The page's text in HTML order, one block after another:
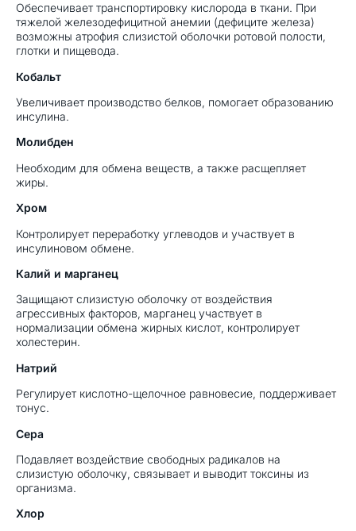
Обеспечивает транспортировку кислорода в ткани. При
тяжелой железодефицитной анемии (дефиците железа)
возможны атрофия слизистой оболочки ротовой полости,
глотки и пищевода.
Кобальт
Увеличивает производство белков, помогает образованию
инсулина.
Молибден
Необходим для обмена веществ, а также расщепляет
жиры.
Хром
Контролирует переработку углеводов и участвует в
инсулиновом обмене.
Калий и марганец
Защищают слизистую оболочку от воздействия
агрессивных факторов, марганец участвует в
нормализации обмена жирных кислот, контролирует
холестерин.
Натрий
Регулирует кислотно-щелочное равновесие, поддерживает
тонус.
Сера
Подавляет воздействие свободных радикалов на
слизистую оболочку, связывает и выводит токсины из
организма.
Хлор